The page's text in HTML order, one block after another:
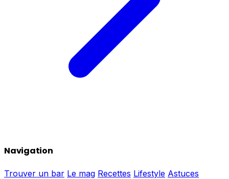
Navigation
Trouver un bar Le mag Recettes Lifestyle Astuces